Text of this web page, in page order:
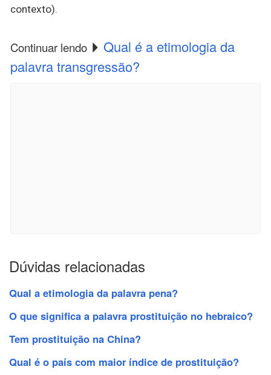
contexto).
Continuar lendo
Qual é a etimologia da
palavra transgressão?
Dúvidas relacionadas
Qual a etimologia da palavra pena?
O que significa a palavra prostituição no hebraico?
Tem prostituição na China?
Qual é o país com maior índice de prostituição?